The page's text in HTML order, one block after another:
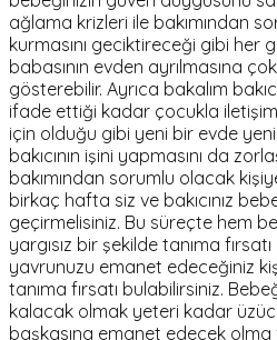
ağlama krizleri ile bakımından
kurmasını geciktireceği gibi her
babasının evden ayrılmasına
gösterebilir. Ayrıca bakalım
ifade ettiği kadar çocukla
için olduğu gibi yeni bir evde
bakıcının işini yapmasını da
bakımından sorumlu olacak
birkaç hafta siz ve bakıcınız
geçirmelisiniz. Bu süreçte hem
yargısız bir şekilde tanıma
yavrunuzu emanet edeceğiniz
tanıma fırsatı bulabilirsiniz.
kalacak olmak yeteri kadar
başkasına emanet edecek